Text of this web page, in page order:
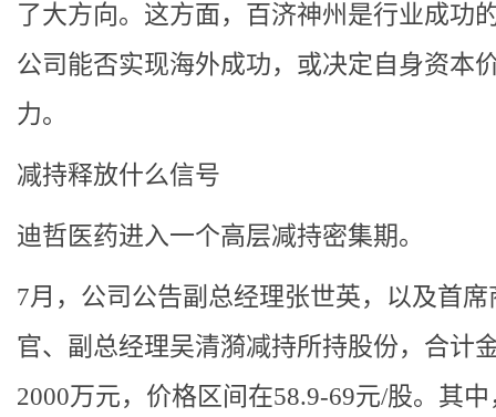
了大方向。这方面，百济神州是行业成功
公司能否实现海外成功，或决定自身资本
力。
减持释放什么信号
迪哲医药进入一个高层减持密集期。
7月，公司公告副总经理张世英，以及首席
官、副总经理吴清漪减持所持股份，合计
2000万元，价格区间在58.9-69元/股。其